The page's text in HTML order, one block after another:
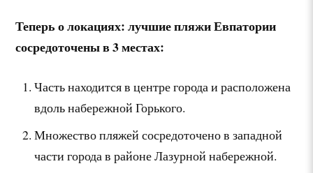
Теперь о локациях: лучшие пляжи Евпатории
сосредоточены в 3 местах:
Часть находится в центре города и расположена
вдоль набережной Горького.
Множество пляжей сосредоточено в западной
части города в районе Лазурной набережной.